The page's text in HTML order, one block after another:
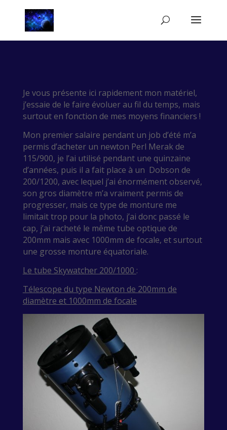
Je vous présente ici rapidement mon matériel,
j’essaie de le faire évoluer au fil du temps, mais
surtout en fonction de mes moyens financiers !
Mon premier salaire pendant un job d’été m’a
permis d’acheter un newton Perl Merak de
115/900, je l’ai utilisé pendant une quinzaine
d’années, puis il a fait place à un Dobson de
200/1200, avec lequel j’ai énormément observé,
son gros diamètre m’a vraiment permis de
progresser, mais ce type de monture me
limitait trop pour la photo, j’ai donc passé le
cap, j’ai racheté le même tube optique de
200mm mais avec 1000mm de focale, et surtout
une grosse monture équatoriale.
Le tube Skywatcher 200/1000 :
Télescope du type Newton de 200mm de
diamètre et 1000mm de focale